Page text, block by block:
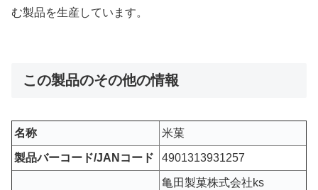
む製品を生産しています。
この製品のその他の情報
名称 米菓
製品バーコード/JANコード 4901313931257
亀田製菓株式会社ks